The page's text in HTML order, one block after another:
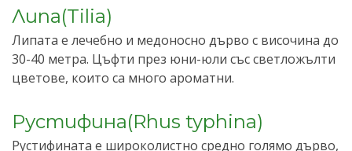
Липа(Tilia)
Липата е лечебно и медоносно дърво с височина до
30-40 метра. Цъфти през юни-юли със светложълти
цветове, които са много ароматни.
Рустифина(Rhus typhina)
Рустифината е широколистно средно голямо дърво,